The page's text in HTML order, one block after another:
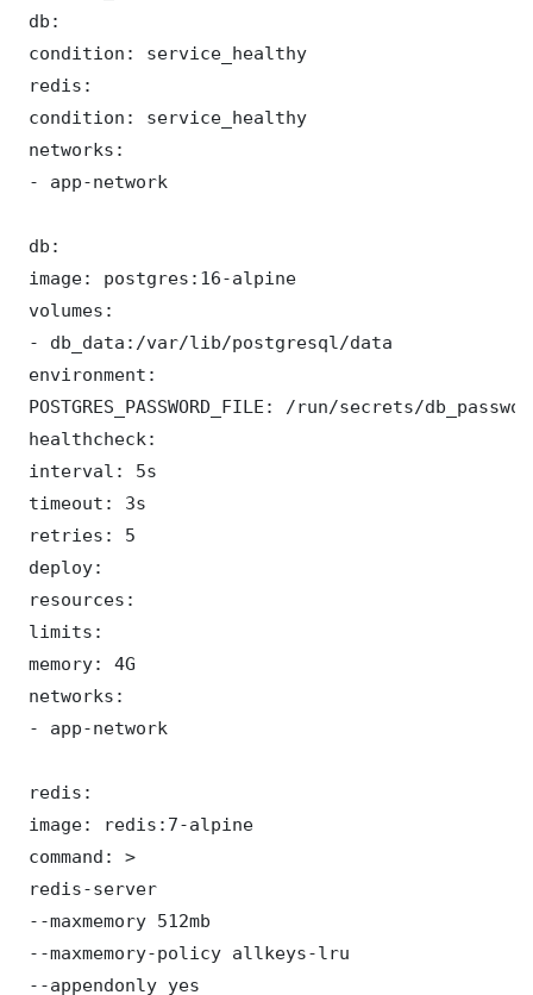
db:
condition: service_healthy
redis:
condition: service_healthy
networks:
- app-network
db:
image: postgres:16-alpine
volumes:
- db_data:/var/lib/postgresql/data
environment:
POSTGRES_PASSWORD_FILE: /run/secrets/
healthcheck:
interval: 5s
timeout: 3s
retries: 5
deploy:
resources:
limits:
memory: 4G
networks:
- app-network
redis:
image: redis:7-alpine
command: >
redis-server
--maxmemory 512mb
--maxmemory-policy allkeys-lru
--appendonly yes